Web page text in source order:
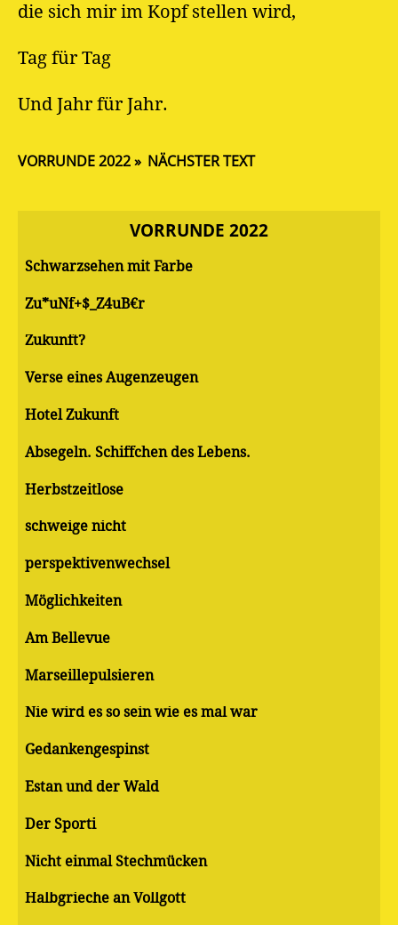
die sich mir im Kopf stellen wird,
Tag für Tag
Und Jahr für Jahr.
VORRUNDE 2022 NÄCHSTER TEXT
VORRUNDE 2022
Schwarzsehen mit Farbe
Zu*uNf+$_Z4uB€r
Zukunft?
Verse eines Augenzeugen
Hotel Zukunft
Absegeln. Schiffchen des Lebens.
Herbstzeitlose
schweige nicht
perspektivenwechsel
Möglichkeiten
Am Bellevue
Marseillepulsieren
Nie wird es so sein wie es mal war
Gedankengespinst
Estan und der Wald
Der Sporti
Nicht einmal Stechmücken
Halbgrieche an Vollgott